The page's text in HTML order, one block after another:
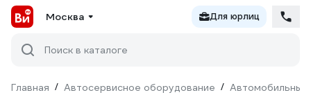
Москва Для юрлиц
Поиск в каталоге
Главная / Автосервисное оборудование / Автомобильные